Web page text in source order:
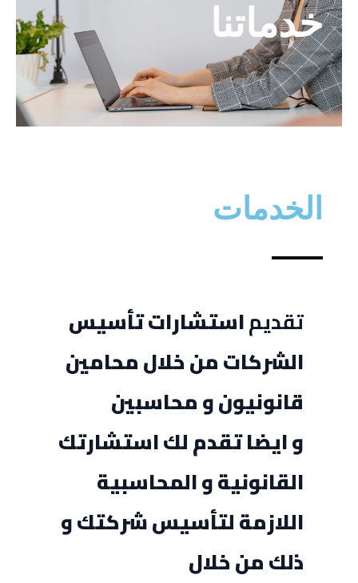
خدماتنا
الخدمات
تقديماستشارات تأسيس
الشركات من خلال محامين
قانونيون و محاسبين
القانونية و المحاسبية
اللازمة لتأسيس شركتك و
ذلك من خلال